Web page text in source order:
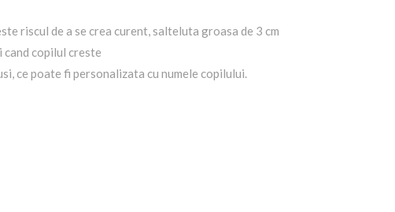
riscul de a se crea curent, salteluta groasa de 3 cm
copilul creste
ce poate fi personalizata cu numele copilului.